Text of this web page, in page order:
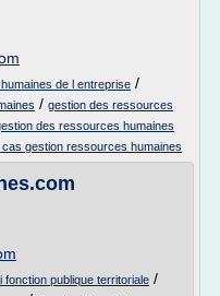
de l entreprise /
/ gestion des ressources
des ressources humaines
cas gestion ressources humaines
fonction publique territoriale /